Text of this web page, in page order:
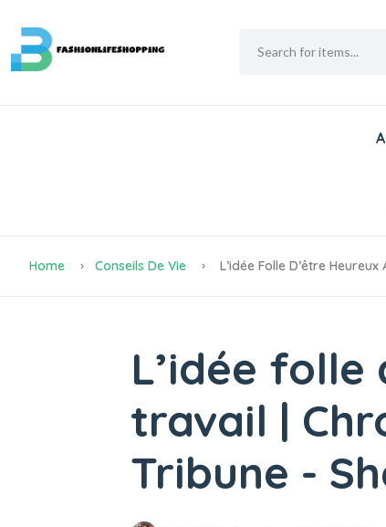
Home Conseils De Vie L’idée Folle D’être
L’idée folle
travail |
Tribune -